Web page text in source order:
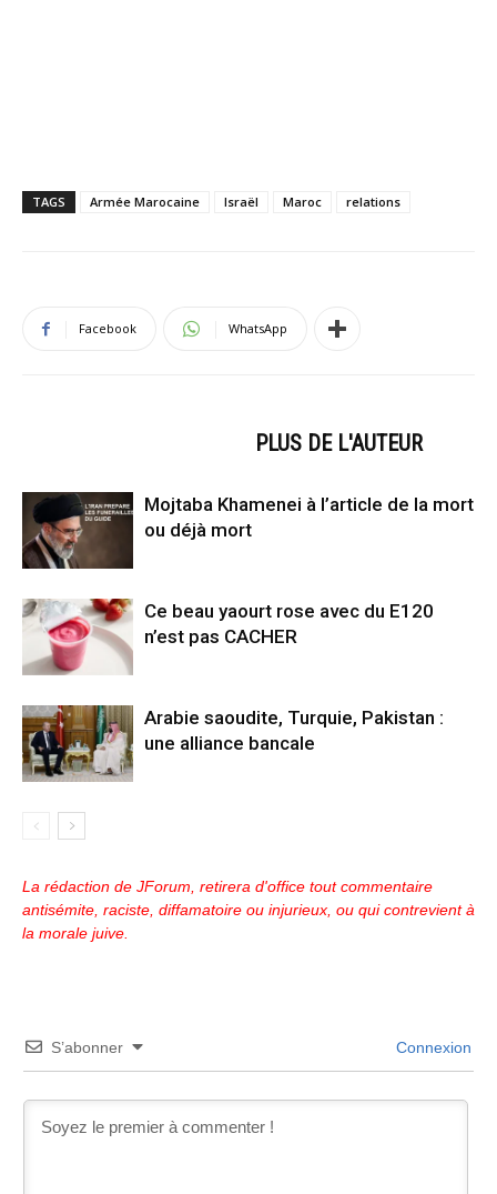
TAGS Armée Marocaine Israël Maroc relations
Facebook WhatsApp
PLUS DE L'AUTEUR
Mojtaba Khamenei à l’article de la mort
ou déjà mort
Ce beau yaourt rose avec du E120
n’est pas CACHER
Arabie saoudite, Turquie, Pakistan :
une alliance bancale
La rédaction de JForum, retirera d'office tout commentaire
antisémite, raciste, diffamatoire ou injurieux, ou qui contrevient à
la morale juive.
S’abonner Connexion